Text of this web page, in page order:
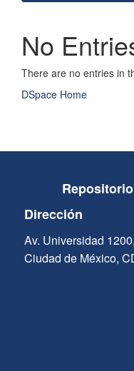
No
There are no entries in
DSpace Home
Dirección
Av. Universidad
Ciudad de México,